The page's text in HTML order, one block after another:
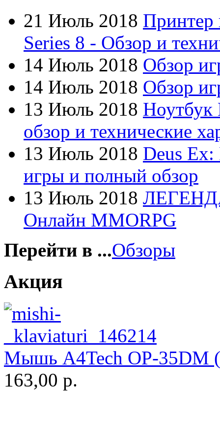
Dell(49)
Dex
Everest
Firtech
Flyper
Foxconn
Fujitsu(21)
G-cube
Gelezka
Gembird
Gemix
Gigabyte
Globex
Goclever
Golden field
Grand
21 Июль 2018 Принтер
Series 8 - Обзор и
14 Июль 2018 Обзор
14 Июль 2018 Обзор
13 Июль 2018 Ноутбук
обзор и технические
13 Июль 2018 Deus
игры и полный обзор
13 Июль 2018
Онлайн MMORPG
Перейти в ...Обзоры
Акция
Мышь A4Tech OP-35DM
163,00 р.